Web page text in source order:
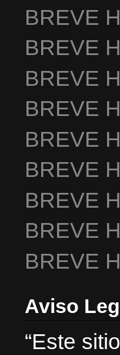
BREVE
BREVE
BREVE
BREVE
BREVE
BREVE
BREVE
BREVE
BREVE
Aviso
“Este